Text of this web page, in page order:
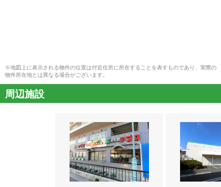
※地図上に表示される物件の位置は付近住所に所在することを表すものであり、実際の
物件所在地とは異なる場合がございます。
周辺施設